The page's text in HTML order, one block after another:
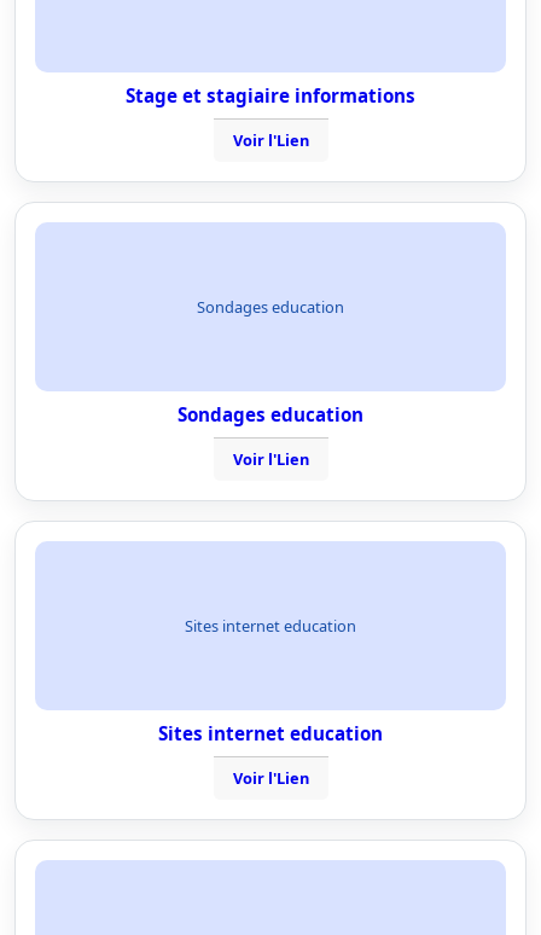
Stage et stagiaire informations
Voir l'Lien
Sondages education
Sondages education
Voir l'Lien
Sites internet education
Sites internet education
Voir l'Lien